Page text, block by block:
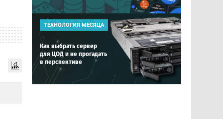
ТЕХНОЛОГИЯ МЕСЯЦА
Как выбрать сервер
для ЦОД и не прогадать
в перспективе